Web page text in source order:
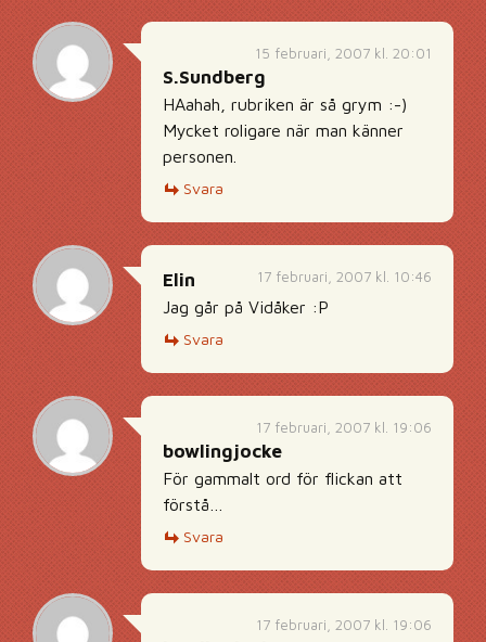
15 februari, 2007 kl. 20:01
S.Sundberg
HAahah, rubriken är så grym :-)
Mycket roligare när man känner
personen.
Svara
17 februari, 2007 kl. 10:46
Elin
Jag går på Vidåker :P
Svara
17 februari, 2007 kl. 19:06
bowlingjocke
För gammalt ord för flickan att
förstå…
Svara
17 februari, 2007 kl. 19:06